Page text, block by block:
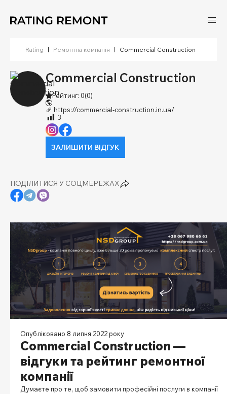
Rating | Ремонтна компанія | Commercial Construction
Commercial Construction
Рейтинг: 0(0)
https://commercial-construction.in.ua/
3
ЗАЛИШИТИ ВІДГУК
ПОДІЛИТИСЯ У СОЦМЕРЕЖАХ
Опубліковано 8 липня 2022 року
Commercial Construction —
відгуки та рейтинг ремонтної
компанії
Думаєте про те, щоб замовити професійні послуги в компанії